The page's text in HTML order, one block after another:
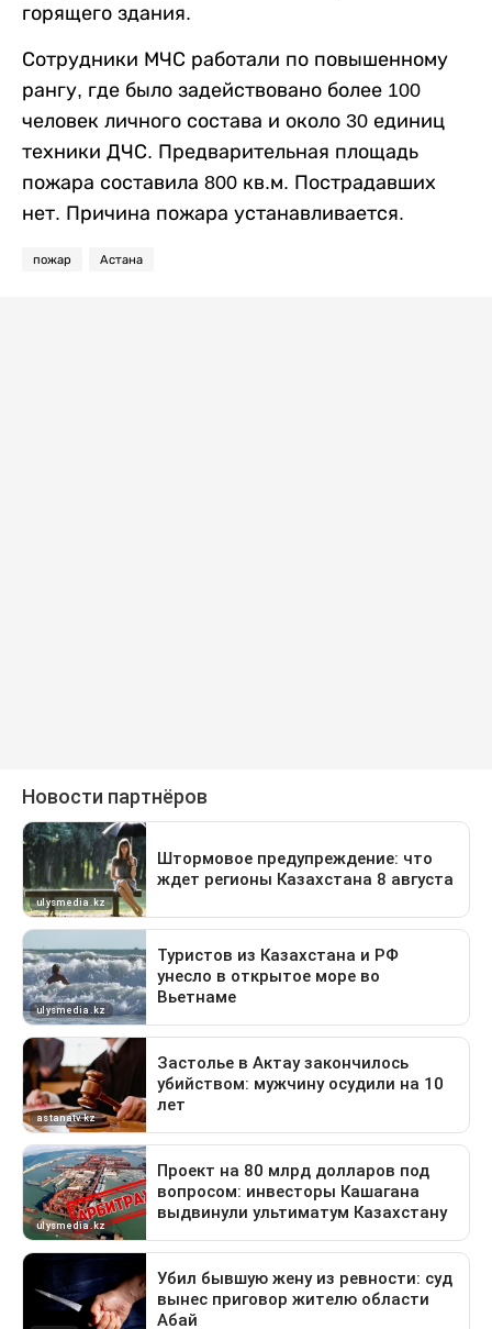
горящего здания.
Сотрудники МЧС работали по повышенному
рангу, где было задействовано более 100
человек личного состава и около 30 единиц
техники ДЧС. Предварительная площадь
пожара составила 800 кв.м. Пострадавших
нет. Причина пожара устанавливается.
пожар Астана